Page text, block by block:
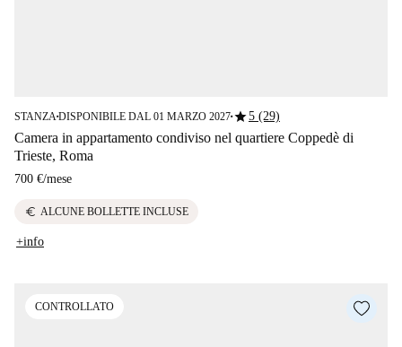
STANZA■DISPONIBILE DAL 01 MARZO 2027■star5 (29)
Camera in appartamento condiviso nel quartiere Coppedè di
Trieste, Roma
700 €/mese
euro ALCUNE BOLLETTE INCLUSE
+info
CONTROLLATO